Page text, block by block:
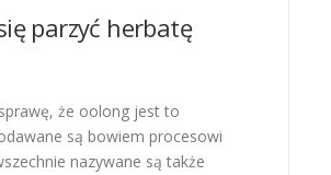
parzyć herbatę
że oolong jest to
są bowiem procesowi
nazywane są także